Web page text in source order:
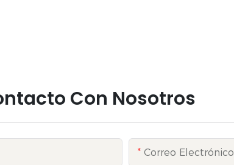
Con Nosotros
Correo Electrónico